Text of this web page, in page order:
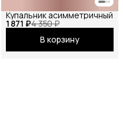
1 871 ₽4 350 ₽
Купальник асимметричный
В корзину